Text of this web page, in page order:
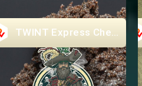
Express Checkout